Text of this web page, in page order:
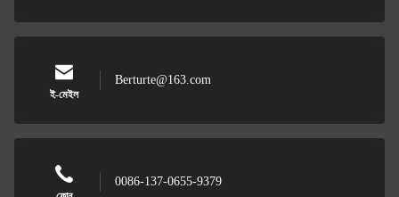
ই-মেইল
Berturte@163.com
0086-137-0655-9379